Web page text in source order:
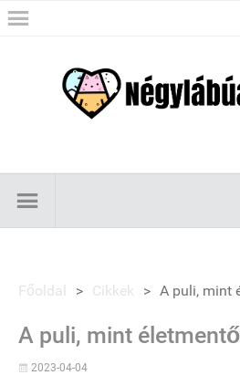
Főoldal > Cikkek > A puli, mint
A puli, mint
2023-04-04